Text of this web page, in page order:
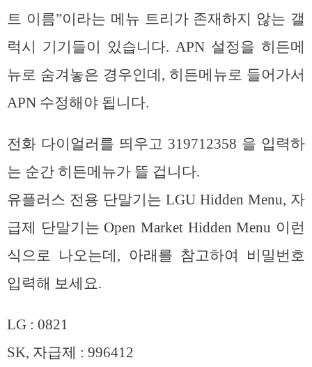
트 이름”이라는 메뉴 트리가 존재하지 않는 갤
럭시 기기들이 있습니다. APN 설정을 히든메
뉴로 숨겨놓은 경우인데, 히든메뉴로 들어가서
APN 수정해야 됩니다.
전화 다이얼러를 띄우고 319712358 을 입력하
는 순간 히든메뉴가 뜰 겁니다.
유플러스 전용 단말기는 LGU Hidden Menu, 자
급제 단말기는 Open Market Hidden Menu 이런
식으로 나오는데, 아래를 참고하여 비밀번호
입력해 보세요.
LG : 0821
SK, 자급제 : 996412